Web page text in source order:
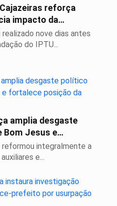
reforça
impacto da
nove dias antes
do IPTU...
amplia desgaste
Bom Jesus e
reformou integralmente a
e...